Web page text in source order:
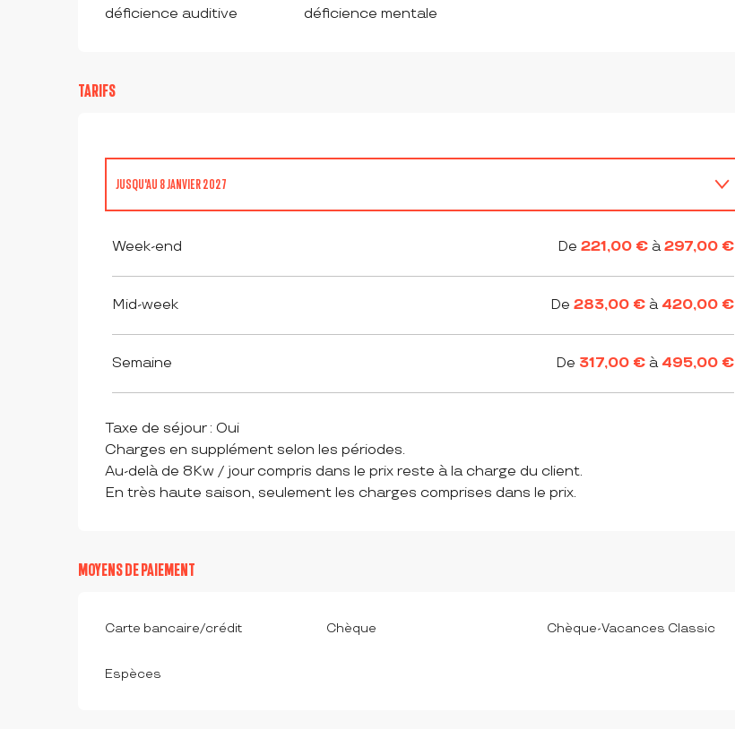
déficience auditive
déficience mentale
TARIFS
JUSQU'AU 8 JANVIER 2027
Week-end De221,00 € à297,00 €
Mid-week De283,00 € à 420,00 €
Semaine De 317,00 € à 495,00 €
Taxe de séjour : Oui
Charges en supplément selon les périodes.
Au-delà de 8Kw / jour compris dans le prix reste à la charge du client.
En très haute saison, seulement les charges comprises dans le prix.
MOYENS DE PAIEMENT
Carte bancaire/crédit Chèque Chèque-Vacances Classic
Espèces